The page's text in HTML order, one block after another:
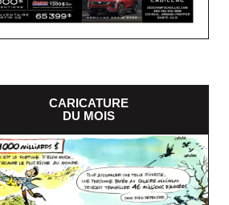
CARICATURE
DU MOIS